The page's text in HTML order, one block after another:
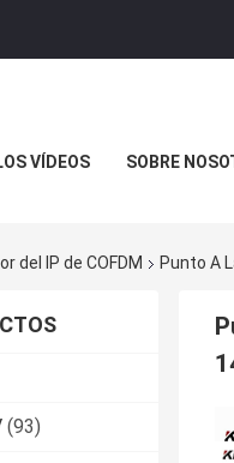
VÍDEOS SOBRE
del IP de COFDM Punto A
(93)